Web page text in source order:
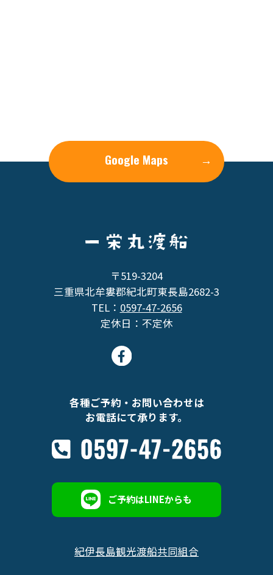
Google Maps →
〒519-3204
三重県北牟婁郡紀北町東長島2682-3
TEL： 0597-47-2656
定休日：不定休
各種ご予約・お問い合わせは
お電話にて承ります。
ご予約はLINEからも
紀伊長島観光渡船共同組合